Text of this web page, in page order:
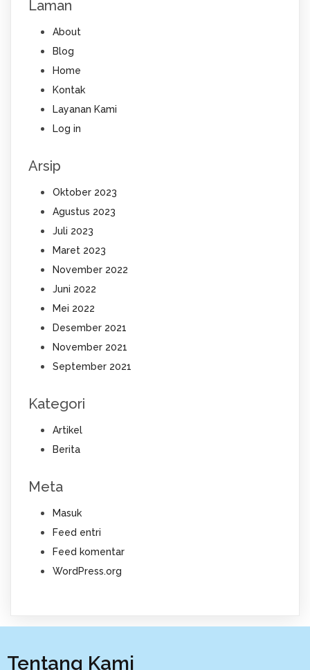
Laman
About
Blog
Home
Kontak
Layanan Kami
Log in
Arsip
Oktober 2023
Agustus 2023
Juli 2023
Maret 2023
November 2022
Juni 2022
Mei 2022
Desember 2021
November 2021
September 2021
Kategori
Artikel
Berita
Meta
Masuk
Feed entri
Feed komentar
WordPress.org
Tentang Kami